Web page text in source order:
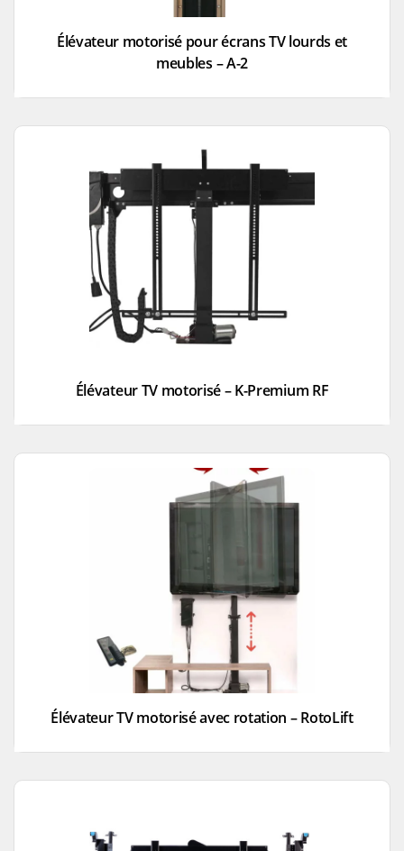
Élévateur motorisé pour écrans TV lourds et
meubles – A-2
Élévateur TV motorisé – K-Premium RF
Élévateur TV motorisé avec rotation – RotoLift